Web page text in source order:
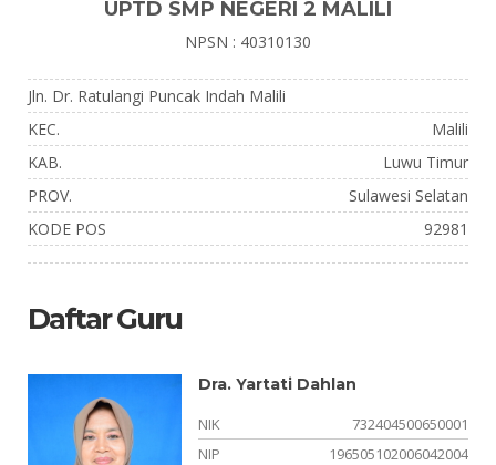
UPTD SMP NEGERI 2 MALILI
NPSN : 40310130
Jln. Dr. Ratulangi Puncak Indah Malili
KEC.
Malili
KAB.
Luwu Timur
PROV.
Sulawesi Selatan
KODE POS
92981
Daftar Guru
Dra. Yartati Dahlan
NIK
732404500650001
NIP
196505102006042004